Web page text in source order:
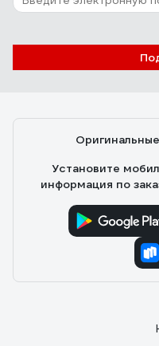
Установите
информация по